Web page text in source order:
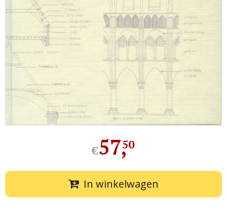
€57,
50
In winkelwagen